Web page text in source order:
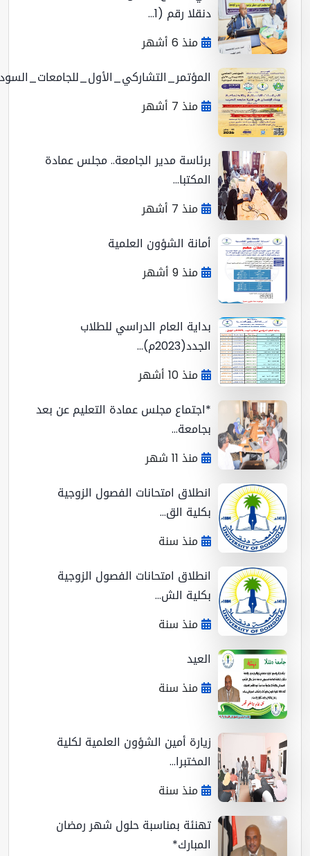
دنقلا رقم (1...
منذ 6 أشهر
المؤتمر_التشاركي_الأول_للجامعات_السوداني...
منذ 7 أشهر
برئاسة مدير الجامعة.. مجلس عمادة
المكتبا...
منذ 7 أشهر
أمانة الشؤون العلمية
منذ 9 أشهر
بداية العام الدراسي للطلاب
الجدد(2023م)...
منذ 10 أشهر
*اجتماع مجلس عمادة التعليم عن بعد
بجامعة...
منذ 11 شهر
انطلاق امتحانات الفصول الزوجية
بكلية الق...
منذ سنة
انطلاق امتحانات الفصول الزوجية
بكلية الش...
منذ سنة
العيد
منذ سنة
زيارة أمين الشؤون العلمية لكلية
المختبرا...
منذ سنة
تهنئة بمناسبة حلول شهر رمضان
المبارك*